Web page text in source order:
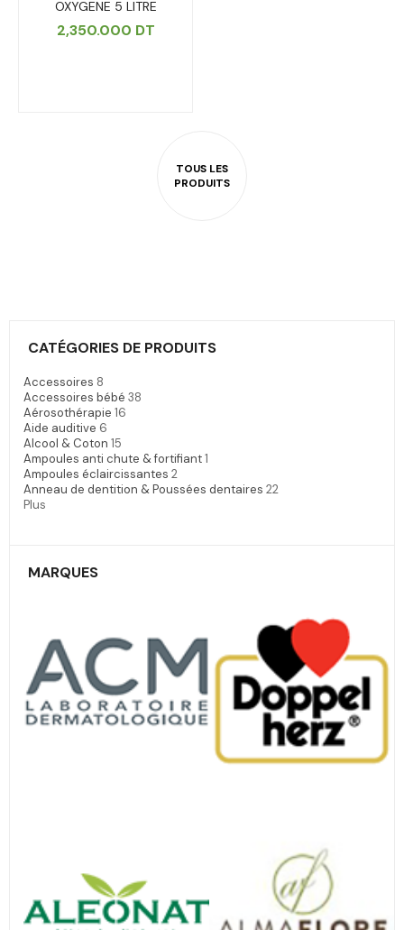
CATÉGORIES DE PRODUITS
Accessoires 8
Accessoires bébé 38
Aérosothérapie 16
Aide auditive 6
Alcool & Coton 15
Ampoules anti chute & fortifiant1
Ampoules éclaircissantes 2
Anneau de dentition & Poussées dentaires 22
Plus
MARQUES
OXYGENE 5 LITRE
2,350.000 DT